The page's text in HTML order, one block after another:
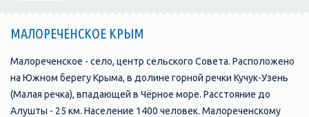
МАЛОРЕЧЕНСКОЕ КРЫМ
Малореченское - село, центр сельского Совета. Расположено
на Южном берегу Крыма, в долине горной речки Кучук-Узень
(Малая речка), впадающей в Чёрное море. Расстояние до
Алушты - 25 км. Население 1400 человек. Малореченскому